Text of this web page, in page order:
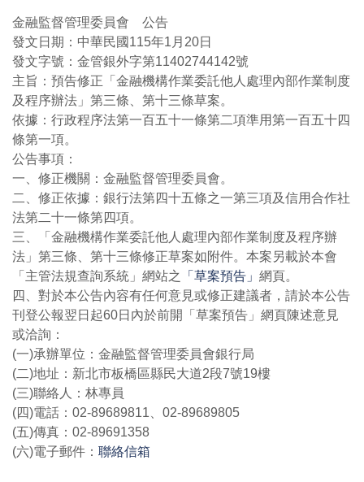
金融監督管理委員會 公告
發文日期：中華民國115年1月20日
發文字號：金管銀外字第11402744142號
主旨：預告修正「金融機構作業委託他人處理內部作業制度
及程序辦法」第三條、第十三條草案。
依據：行政程序法第一百五十一條第二項準用第一百五十四
條第一項。
公告事項：
一、修正機關：金融監督管理委員會。
二、修正依據：銀行法第四十五條之一第三項及信用合作社
法第二十一條第四項。
三、「金融機構作業委託他人處理內部作業制度及程序辦
法」第三條、第十三條修正草案如附件。本案另載於本會
「主管法規查詢系統」網站之
「草案預告」網頁。
四、對於本公告內容有任何意見或修正建議者，請於本公告
刊登公報翌日起60日內於前開「草案預告」網頁陳述意見
或洽詢：
(一)承辦單位：金融監督管理委員會銀行局
(二)地址：新北市板橋區縣民大道2段7號19樓
(三)聯絡人：林專員
(四)電話：02-89689811、02-89689805
(五)傳真：02-89691358
(六)電子郵件：聯絡信箱